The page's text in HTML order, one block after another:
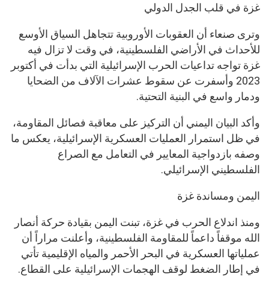
غزة في قلب الجدل الدولي
وترى صنعاء أن العقوبات الأوروبية تتجاهل السياق الأوسع
للأحداث في الأراضي الفلسطينية، في وقت لا تزال فيه
غزة تواجه تداعيات الحرب الإسرائيلية التي بدأت في أكتوبر
2023 وأسفرت عن سقوط عشرات الآلاف من الضحايا
ودمار واسع في البنية التحتية.
وأكد البيان اليمني أن التركيز على معاقبة فصائل المقاومة،
في ظل استمرار العمليات العسكرية الإسرائيلية، يعكس ما
وصفه بازدواجية المعايير في التعامل مع الصراع
الفلسطيني الإسرائيلي.
اليمن ومساندة غزة
ومنذ اندلاع الحرب في غزة، تبنت اليمن بقيادة حركة أنصار
الله موقفاً داعماً للمقاومة الفلسطينية، وأعلنت مراراً أن
عملياتها العسكرية في البحر الأحمر والمياه الإقليمية تأتي
في إطار الضغط لوقف الهجمات الإسرائيلية على القطاع.